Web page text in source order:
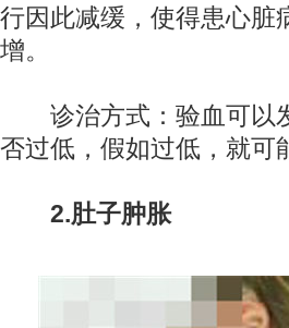
行因此减缓，使得患心脏
增。
诊治方式：验血可以
否过低，假如过低，就可
2.肚子肿胀